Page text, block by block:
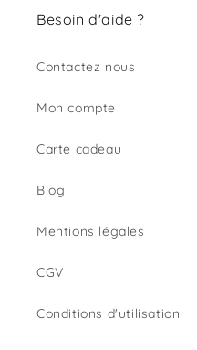
Besoin d'aide ?
Contactez nous
Mon compte
Carte cadeau
Blog
Mentions légales
CGV
Conditions d'utilisation